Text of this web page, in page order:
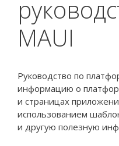
MAUI
Руководство по
информацию о
и страницах
использованием
и другую полезную